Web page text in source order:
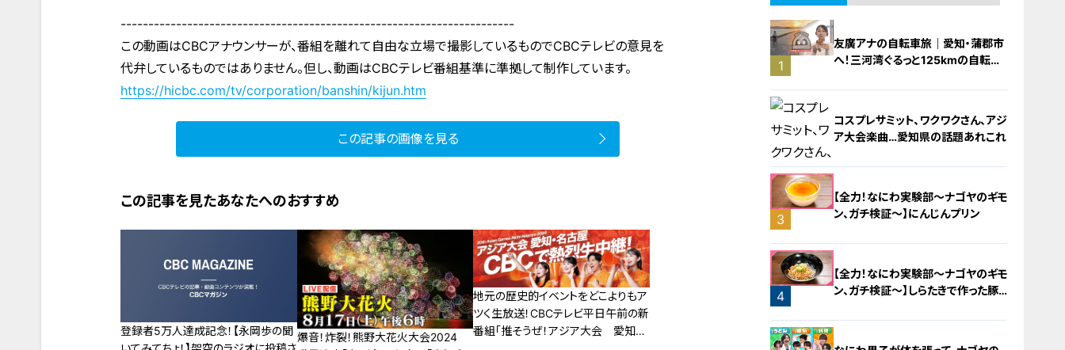
-----------------------------------------------------------------------
この動画はCBCアナウンサーが、番組を離れて自由な立場で撮影しているものでCBCテレビの意見を
代弁しているものではありません。但し、動画はCBCテレビ番組基準に準拠して制作しています。
https://hicbc.com/tv/corporation/banshin/kijun.htm
この記事の画像を見る
この記事を見たあなたへのおすすめ
登録者5万人達成記念！【永岡歩の聞 爆音！炸裂！熊野大花火大会2024
地元の歴史的イベントをどこよりもア
ツく生放送！CBCテレビ平日午前の新
番組「推そうぜ！アジア大会 愛知・
1
友廣アナの自転車旅｜愛知・蒲郡市
へ！三河湾ぐるっと125kmの自転車
2
コスプレサミット、ワクワクさん、アジ
ア大会楽曲…愛知県の話題あれこれ
3
【全力！なにわ実験部～ナゴヤのギモ
ン、ガチ検証～】にんじんプリン
4
【全力！なにわ実験部～ナゴヤのギモ
ン、ガチ検証～】しらたきで作った豚